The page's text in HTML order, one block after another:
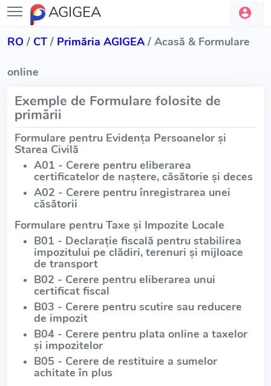
AGIGEA
RO / CT / Primăria AGIGEA / Acasă & Formulare
online
Exemple de Formulare folosite de
primării
Formulare pentru Evidența Persoanelor și
Starea Civilă
A01 - Cerere pentru eliberarea
certificatelor de naștere, căsătorie și deces
A02 - Cerere pentru înregistrarea unei
căsătorii
Formulare pentru Taxe și Impozite Locale
B01 - Declarație fiscală pentru stabilirea
impozitului pe clădiri, terenuri și mijloace
de transport
B02 - Cerere pentru eliberarea unui
certificat fiscal
B03 - Cerere pentru scutire sau reducere
de impozit
B04 - Cerere pentru plata online a taxelor
și impozitelor
B05 - Cerere de restituire a sumelor
achitate în plus